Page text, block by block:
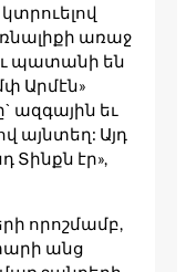
առաջ
պատանի են
Արմէն»
ազգային եւ
այնտեղ: Այդ
Տինքն էր»,
որոշմամբ,
անց